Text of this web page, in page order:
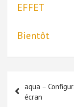
EFFET
Bientôt
de
aqua –
écran